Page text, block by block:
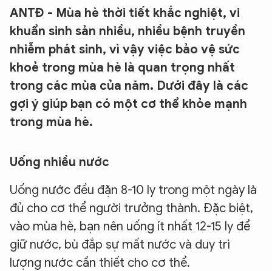
ANTĐ - Mùa hè thời tiết khắc nghiệt, vi
khuẩn sinh sản nhiều, nhiều bệnh truyền
nhiễm phát sinh, vì vậy việc bảo vệ sức
khoẻ trong mùa hè là quan trọng nhất
trong các mùa của năm. Dưới đây là các
gợi ý giúp bạn có một cơ thể khỏe mạnh
trong mùa hè.
Uống nhiều nước
Uống nước đều đặn 8-10 ly trong một ngày là
đủ cho cơ thể người trưởng thành. Đặc biệt,
vào mùa hè, bạn nên uống ít nhất 12-15 ly để
giữ nước, bù đắp sự mất nước và duy trì
lượng nước cần thiết cho cơ thể.